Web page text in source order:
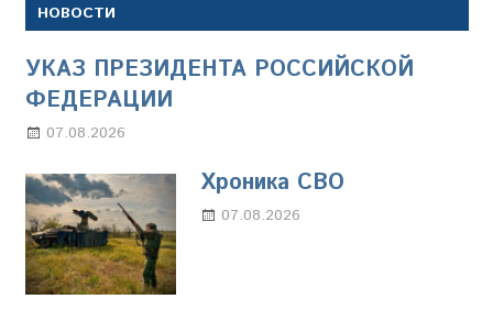
НОВОСТИ
УКАЗ ПРЕЗИДЕНТА РОССИЙСКОЙ
ФЕДЕРАЦИИ
07.08.2026
Хроника СВО
07.08.2026